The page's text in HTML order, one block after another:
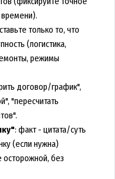
только то, что
(логистика,
режимы
договор/график",
"пересчитать
: факт - цитата/суть
(если нужна)
осторожной, без